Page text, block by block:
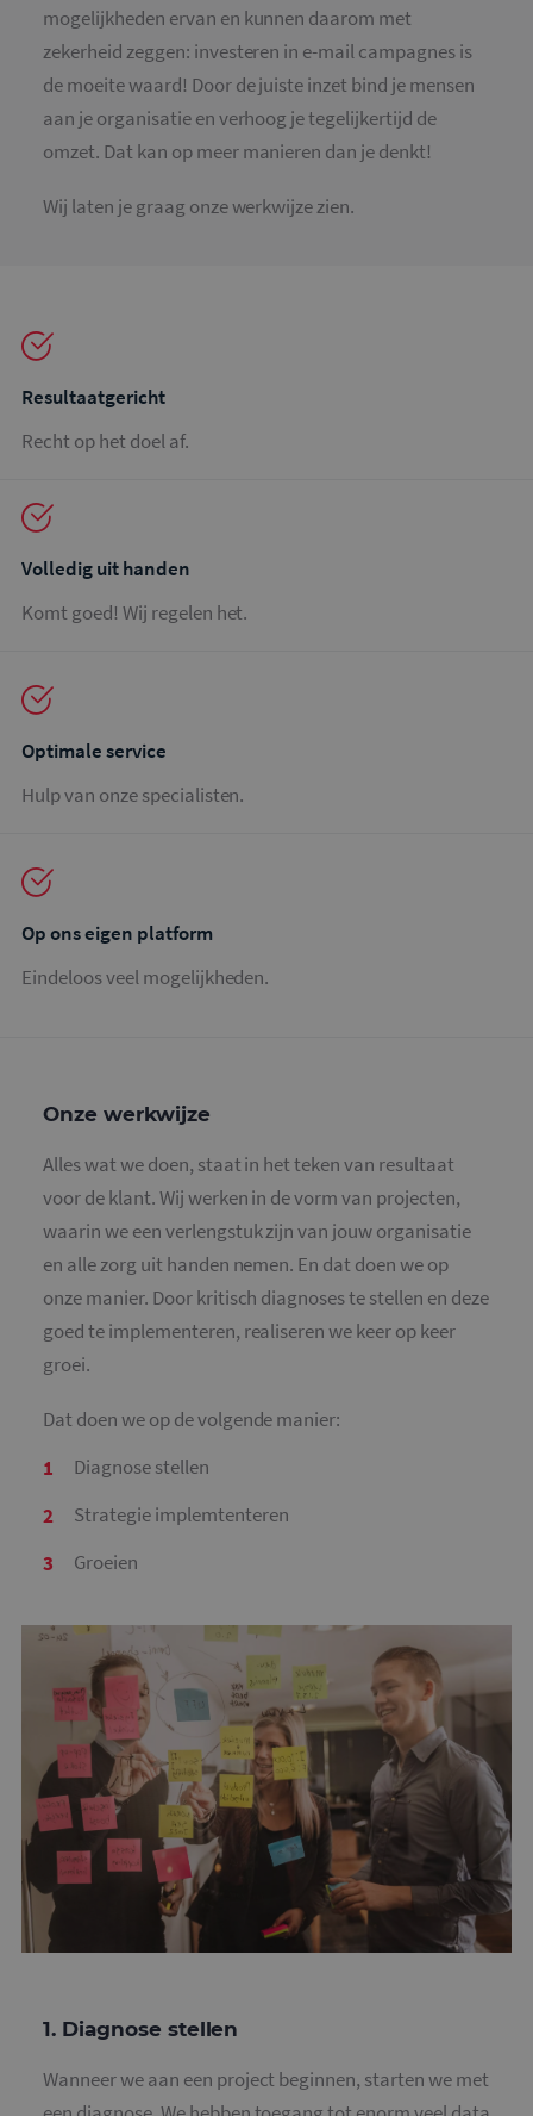
mogelijkheden ervan en kunnen daarom met
zekerheid zeggen: investeren in e-mail campagnes is
de moeite waard! Door de juiste inzet bind je mensen
aan je organisatie en verhoog je tegelijkertijd de
omzet. Dat kan op meer manieren dan je denkt!
Wij laten je graag onze werkwijze zien.
Resultaatgericht
Recht op het doel af.
Volledig uit handen
Komt goed! Wij regelen het.
Optimale service
Hulp van onze specialisten.
Op ons eigen platform
Eindeloos veel mogelijkheden.
Onze werkwijze
Alles wat we doen, staat in het teken van resultaat
voor de klant. Wij werken in de vorm van projecten,
waarin we een verlengstuk zijn van jouw organisatie
en alle zorg uit handen nemen. En dat doen we op
onze manier. Door kritisch diagnoses te stellen en deze
goed te implementeren, realiseren we keer op keer
groei.
Dat doen we op de volgende manier:
Diagnose stellen
Strategie implemtenteren
Groeien
1. Diagnose stellen
Wanneer we aan een project beginnen, starten we met